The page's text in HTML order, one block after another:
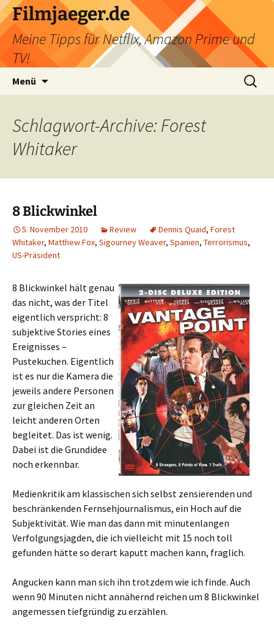
Filmjaeger.de
Meine Tipps für Netflix, Amazon Prime und
TV!
Menü
Suche
nach:
Schlagwort-Archive: Forest
Whitaker
8 Blickwinkel
5. November 2010 Review Dennis Quaid, Forest
Whitaker, Matthew Fox, Sigourney Weaver, Spanien, Terrorismus,
US-Präsident
8 Blickwinkel hält genau
das nicht, was der Titel
eigentlich verspricht: 8
subjektive Stories eines
Ereignisses –
Pustekuchen. Eigentlich
ist es nur die Kamera die
jeweils andere Personen
zur gleichen Zeit an
leicht anderen Orten
begleitet. Das ist wenig.
Dabei ist die Grundidee
noch erkennbar.
Medienkritik am klassischen sich selbst zensierenden und
beschränkenden Fernsehjournalismus, ein Hoch auf die
Subjektivität. Wie man das dann mit minutenlangen
Verfolgungsjagden, die ich vielleicht mit 15 noch toll
gefunden hätte so derart kaputt machen kann, fraglich.
Angucken kann man sich ihn trotzdem wie ich finde. Auch
wenn 90 Minuten nicht annähernd reichen um 8 Blickwinkel
angemessen tiefgründig zu erzählen.